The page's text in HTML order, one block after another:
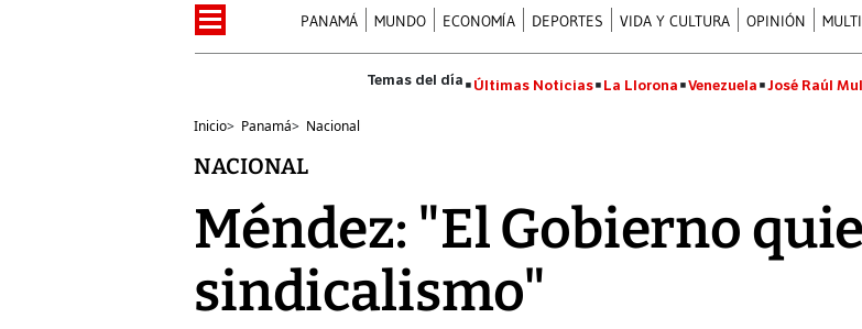
PANAMÁ MUNDO ECONOMÍA DEPORTES VIDA Y CULTURA OPINIÓN
Últimas Noticias La Llorona Venezuela José Raúl
Inicio> Panamá> Nacional
NACIONAL
Méndez: "El Gobierno
sindicalismo"